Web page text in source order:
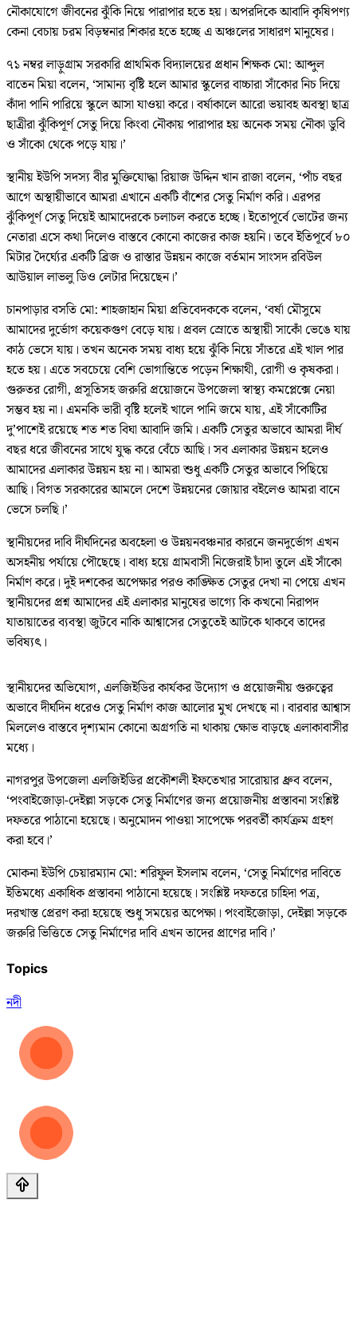
নৌকাযোগে জীবনের ঝুঁকি নিয়ে পারাপার হতে হয়। অপরদিকে আবাদি কৃষিপণ্য
কেনা বেচায় চরম বিড়ম্বনার শিকার হতে হচ্ছে এ অঞ্চলের সাধারণ মানুষের।
৭১ নম্বর লাড়ুগ্রাম সরকারি প্রাথমিক বিদ্যালয়ের প্রধান শিক্ষক মো: আব্দুল
বাতেন মিয়া বলেন, ‘সামান্য বৃষ্টি হলে আমার স্কুলের বাচ্চারা সাঁকোর নিচ দিয়ে
কাঁদা পানি পারিয়ে স্কুলে আসা যাওয়া করে। বর্ষাকালে আরো ভয়াবহ অবস্থা ছাত্র
ছাত্রীরা ঝুঁকিপূর্ণ সেতু দিয়ে কিংবা নৌকায় পারাপার হয় অনেক সময় নৌকা ডুবি
ও সাঁকো থেকে পড়ে যায়।’
স্থানীয় ইউপি সদস্য বীর মুক্তিযোদ্ধা রিয়াজ উদ্দিন খান রাজা বলেন, ‘পাঁচ বছর
আগে অস্থায়ীভাবে আমরা এখানে একটি বাঁশের সেতু নির্মাণ করি। এরপর
ঝুঁকিপূর্ণ সেতু দিয়েই আমাদেরকে চলাচল করতে হচ্ছে। ইতোপূর্বে ভোটের জন্য
নেতারা এসে কথা দিলেও বাস্তবে কোনো কাজের কাজ হয়নি। তবে ইতিপূর্বে ৮০
মিটার দৈর্ঘ্যের একটি ব্রিজ ও রাস্তার উন্নয়ন কাজে বর্তমান সাংসদ রবিউল
আউয়াল লাভলু ডিও লেটার দিয়েছেন।’
চানপাড়ার বসতি মো: শাহজাহান মিয়া প্রতিবেদককে বলেন, ‘বর্ষা মৌসুমে
আমাদের দুর্ভোগ কয়েকগুণ বেড়ে যায়। প্রবল স্রোতে অস্থায়ী সাকোঁ ভেঙে যায়
কাঠ ভেসে যায়। তখন অনেক সময় বাধ্য হয়ে ঝুঁকি নিয়ে সাঁতরে এই খাল পার
হতে হয়। এতে সবচেয়ে বেশি ভোগান্তিতে পড়েন শিক্ষাথী, রোগী ও কৃষকরা।
গুরুতর রোগী, প্রসূতিসহ জরুরি প্রয়োজনে উপজেলা স্বাস্থ্য কমপ্লেক্সে নেয়া
সম্ভব হয় না। এমনকি ভারী বৃষ্টি হলেই খালে পানি জমে যায়, এই সাঁকোটির
দু’পাশেই রয়েছে শত শত বিঘা আবাদি জমি। একটি সেতুর অভাবে আমরা দীর্ঘ
বছর ধরে জীবনের সাথে যুদ্ধ করে বেঁচে আছি। সব এলাকার উন্নয়ন হলেও
আমাদের এলাকার উন্নয়ন হয় না। আমরা শুধু একটি সেতুর অভাবে পিছিয়ে
আছি। বিগত সরকারের আমলে দেশে উন্নয়নের জোয়ার বইলেও আমরা বানে
ভেসে চলছি।’
স্থানীয়দের দাবি দীর্ঘদিনের অবহেলা ও উন্নয়নবঞ্চনার কারনে জনদুর্ভোগ এখন
অসহনীয় পর্যায়ে পৌছেছে। বাধ্য হয়ে গ্রামবাসী নিজেরাই চাঁদা তুলে এই সাঁকো
নির্মাণ করে। দুই দশকের অপেক্ষার পরও কাঙ্ক্ষিত সেতুর দেখা না পেয়ে এখন
স্থানীয়দের প্রশ্ন আমাদের এই এলাকার মানুষের ভাগ্যে কি কখনো নিরাপদ
যাতায়াতের ব্যবস্থা জুটবে নাকি আশ্বাসের সেতুতেই আটকে থাকবে তাদের
ভবিষ্যৎ।
স্থানীয়দের অভিযোগ, এলজিইডির কার্যকর উদ্যোগ ও প্রয়োজনীয় গুরুত্বের
অভাবে দীর্ঘদিন ধরেও সেতু নির্মাণ কাজ আলোর মুখ দেখছে না। বারবার আশ্বাস
মিললেও বাস্তবে দৃশ্যমান কোনো অগ্রগতি না থাকায় ক্ষোভ বাড়ছে এলাকাবাসীর
মধ্যে।
নাগরপুর উপজেলা এলজিইডির প্রকৌশলী ইফতেখার সারোয়ার ধ্রুব বলেন,
‘পংবাইজোড়া-দেইল্লা সড়কে সেতু নির্মাণের জন্য প্রয়োজনীয় প্রস্তাবনা সংশ্লিষ্ট
দফতরে পাঠানো হয়েছে। অনুমোদন পাওয়া সাপেক্ষে পরবর্তী কার্যক্রম গ্রহণ
করা হবে।’
মোকনা ইউপি চেয়ারম্যান মো: শরিফুল ইসলাম বলেন, ‘সেতু নির্মাণের দাবিতে
ইতিমধ্যে একাধিক প্রস্তাবনা পাঠানো হয়েছে। সংশ্লিষ্ট দফতরে চাহিদা পত্র,
দরখাস্ত প্রেরণ করা হয়েছে শুধু সময়ের অপেক্ষা। পংবাইজোড়া, দেইল্লা সড়কে
জরুরি ভিত্তিতে সেতু নির্মাণের দাবি এখন তাদের প্রাণের দাবি।’
Topics
নদী